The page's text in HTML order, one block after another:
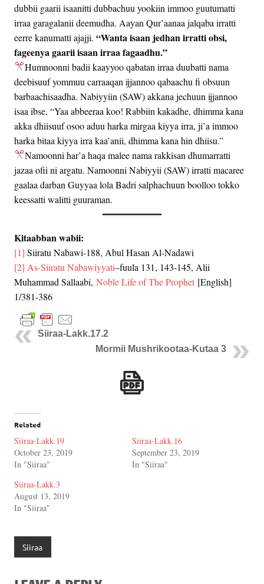
dubbii gaarii isaanitti dubbachuu yookiin immoo guutumatti
irraa garagalanii deemudha. Aayan Qur’aanaa jalqaba irratti
eerre kanumatti ajajji. “Wanta isaan jedhan irratti obsi,
fageenya gaarii isaan irraa fagaadhu.”
Humnoonni badii kaayyoo qabatan irraa duubatti nama
deebisuuf yommuu carraaqan ijjannoo qabaachu fi obsuun
barbaachisaadha. Nabiyyiin (SAW) akkana jechuun ijjannoo
isaa ibse, “Yaa abbeeraa koo! Rabbiin kakadhe, dhimma kana
akka dhiisuuf osoo aduu harka mirgaa kiyya irra, ji’a immoo
harka bitaa kiyya irra kaa’anii, dhimma kana hin dhiisu.”
Namoonni har’a haqa malee nama rakkisan dhumarratti
jazaa ofii ni argatu. Namoonni Nabiyyii (SAW) irratti macaree
gaalaa darban Guyyaa lola Badri salphachuun boolloo tokko
keessatti walitti guuraman.
Kitaabban wabii:
[1] Siiratu Nabawi-188, Abul Hasan Al-Nadawi
[2] As-Siiratu Nabawiyyati–fuula 131, 143-145, Alii
Muhammad Sallaabi, Noble Life of The Prophet [English]
1/381-386
Siiraa-Lakk.17.2
Mormii Mushrikootaa-Kutaa 3
Related
Siiraa-Lakk.19
October 23, 2019
In "Siiraa"
Siiraa-Lakk.16
September 23, 2019
In "Siiraa"
Siiraa-Lakk.3
August 13, 2019
In "Siiraa"
Siiraa